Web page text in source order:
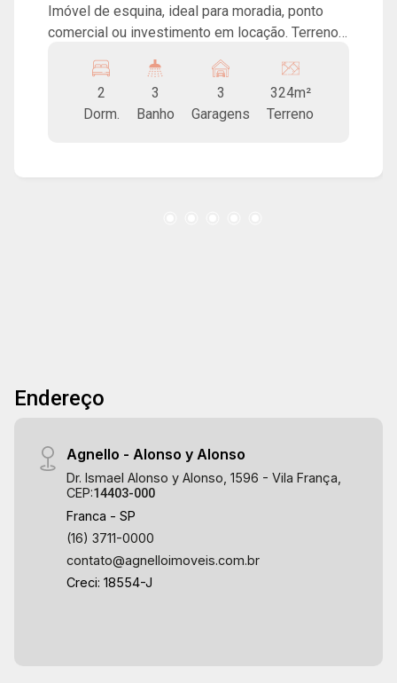
Imóvel de esquina, ideal para moradia, ponto
comercial ou investimento em locação. Terreno
composto por: -Casa principal: 2 dormitórios (1
suíte), sala de estar, sala de jantar, quarto de
apoio interno, alpendre, amplo quintal, área de
dormitórios (1 suíte), sala, cozinha, 2 banheiros
2
Dorm.
3
Banho
3
Garagens
324m²
Terreno
Endereço
Agnello - Alonso y Alonso
Dr. Ismael Alonso y Alonso, 1596 - Vila França,
CEP:14403-000
Franca - SP
(16) 3711-0000
contato@agnelloimoveis.com.br
Creci: 18554-J